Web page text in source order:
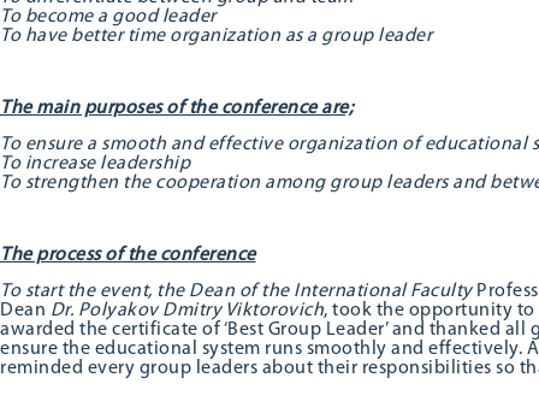
To become a good leader
To have better time organization as a group leader
The main purposes of the conference are;
To ensure a smooth and effective organization of educational
To increase leadership
To strengthen the cooperation among group leaders and
The process of the conference
To start the event, the Dean of the International Faculty
Dean Dr. Polyakov Dmitry Viktorovich, took the opportunity to
awarded the certificate of ‘Best Group Leader’ and thanked
ensure the educational system runs smoothly and effectively.
reminded every group leaders about their responsibilities so